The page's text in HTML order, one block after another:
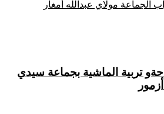
الجماعة مولاي عبدالله أمغار
تربية الماشية بجماعة سيدي